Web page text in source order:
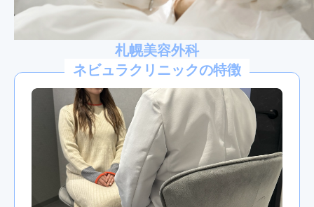
札幌美容外科
ネビュラクリニックの特徴